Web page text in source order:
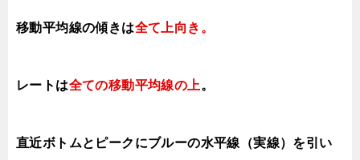
移動平均線の傾きは全て上向き 。
レートは全ての移動平均線の上。
直近ボトムとピークにブルーの水平線（実線）を引い